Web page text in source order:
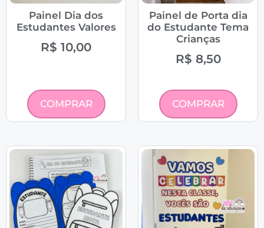
Painel Dia dos
Estudantes Valores
R$ 10,00
COMPRAR
Painel de Porta dia
do Estudante Tema
Crianças
R$ 8,50
COMPRAR